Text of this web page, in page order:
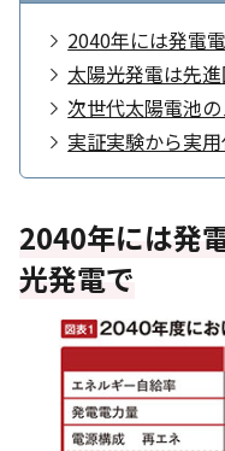
2040年には発電
太陽光発電は先
次世代太陽電池
実証実験から実
2040年には発
光発電で